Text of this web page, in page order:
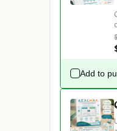
Add to